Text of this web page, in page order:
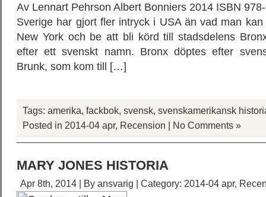
Av Lennart Pehrson Albert Bonniers 2014 ISBN
Sverige har gjort fler intryck i USA än vad man
New York och be att bli körd till stadsdelens
efter ett svenskt namn. Bronx döptes efter
Brunk, som kom till […]
Tags: amerika fackbok svensk svenskamerikansk
Posted in 2014-04 apr, Recension | No Comments »
MARY JONES HISTORIA
Apr 8th, 2014 | By ansvarig | Category: 2014-04 apr,